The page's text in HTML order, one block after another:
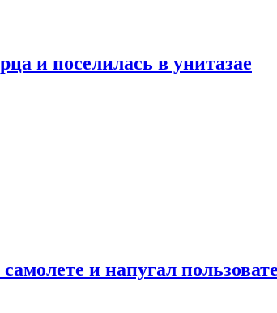
и поселилась в унитазае
и напугал